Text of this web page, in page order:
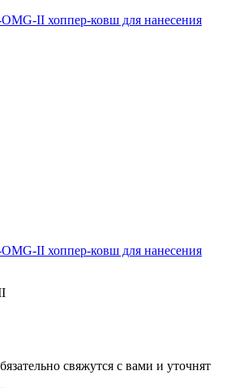
свяжутся с вами и уточнят